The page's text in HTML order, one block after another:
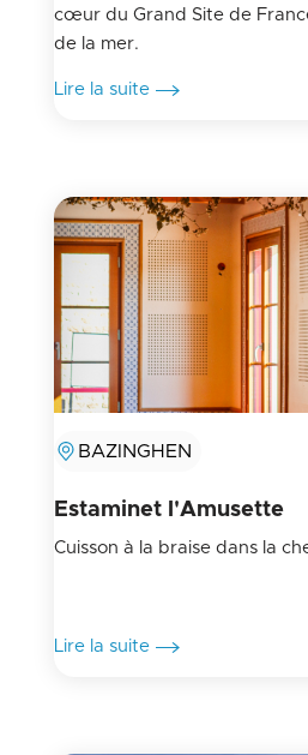
cœur du Grand Site de
de la mer.
Lire la suite
BAZINGHEN
Estaminet l'Amusette
Cuisson à la braise dans la
Lire la suite